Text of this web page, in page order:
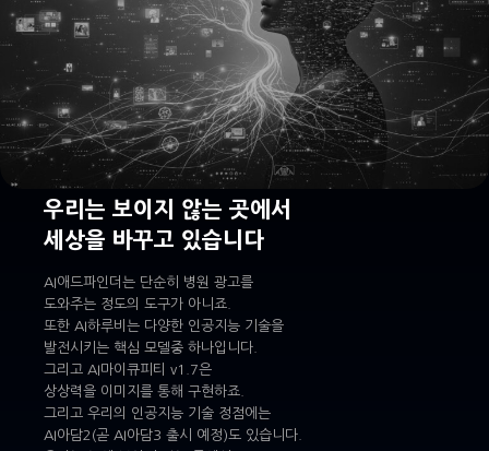
우리는 보이지 않는 곳에서
세상을 바꾸고 있습니다
AI애드파인더는 단순히 병원 광고를
도와주는 정도의 도구가 아니죠.
또한 AI하루비는 다양한 인공지능 기술을
발전시키는 핵심 모델중 하나입니다.
그리고 AI마이큐피티 v1.7은
상상력을 이미지를 통해 구현하죠.
그리고 우리의 인공지능 기술 정점에는
AI아담2(곧 AI아담3 출시 예정)도 있습니다.